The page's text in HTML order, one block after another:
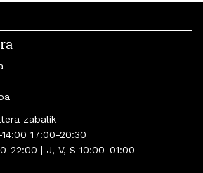
zabalik
17:00-20:30
22:00 | J, V, S 10:00-01:00